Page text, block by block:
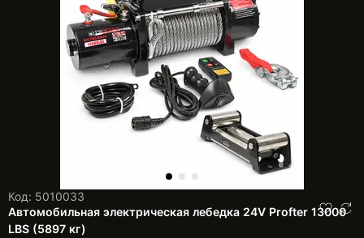
Код: 5010033
Автомобильная электрическая лебедка 24V Profter 13000
LBS (5897 кг)